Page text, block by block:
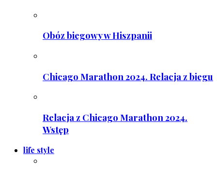
Obóz biegowy w Hiszpanii
Chicago Marathon 2024. Relacja z biegu
Relacja z Chicago Marathon 2024.
Wstęp
life style